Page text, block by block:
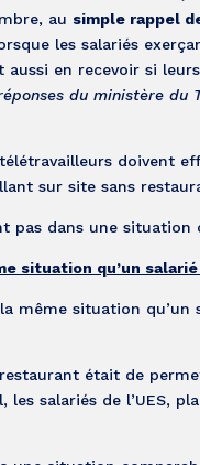
au simple rappel
les salariés
en recevoir si
du ministère
doivent
sur site sans
pas dans une situation
situation qu’un
même situation
était de
salariés de l’UES,